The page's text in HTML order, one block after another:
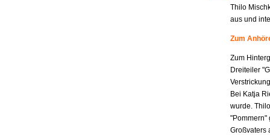
Thilo
aus und
Zum
Zum
Dreiteiler
Bei Katja
wurde.
"Pommern"
Großvaters